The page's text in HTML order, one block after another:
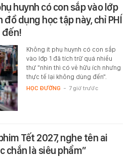
huynh có con sắp vào lớp
dụng học tập này, chỉ PHÍ
đến!
Không ít phụ huynh có con sắp
vào lớp 1 đã tích trữ quá nhiều
thứ "nhìn thì có vẻ hữu ích nhưng
thực tế lại không dùng đến".
HỌC ĐƯỜNG - 7 giờ trước
Tết 2027, nghe tên ai
chắn là siêu phẩm”